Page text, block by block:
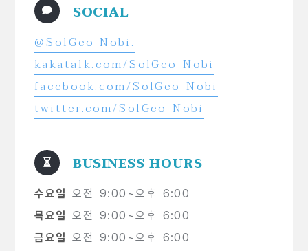
SOCIAL
@SolGeo-Nobi.
kakatalk.com/SolGeo-Nobi
facebook.com/SolGeo-Nobi
twitter.com/SolGeo-Nobi
BUSINESS HOURS
수요일 오전 9:00~오후 6:00
목요일 오전 9:00~오후 6:00
금요일 오전 9:00~오후 6:00